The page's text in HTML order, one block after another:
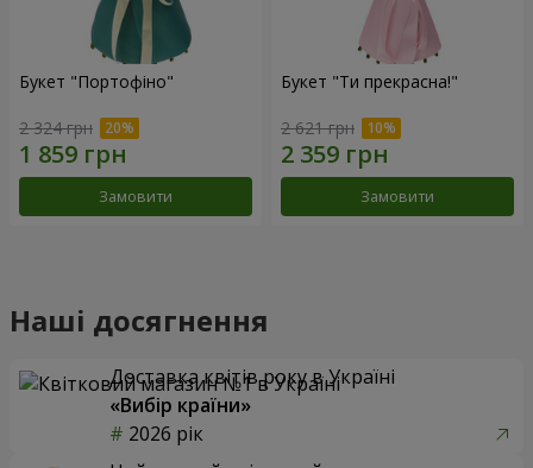
Букет "Портофіно"
2 324 грн
Замовити
Букет "Ти прекрасна!"
2 621 грн
Замовити
Наші досягнення
Доставка квітів року в Україні
«Вибір країни»
2026 рік